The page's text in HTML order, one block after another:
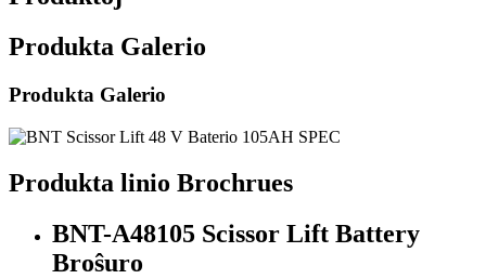
Produkta Galerio
Produkta Galerio
Produkta linio Brochrues
BNT-A48105 Scissor Lift Battery
Broŝuro